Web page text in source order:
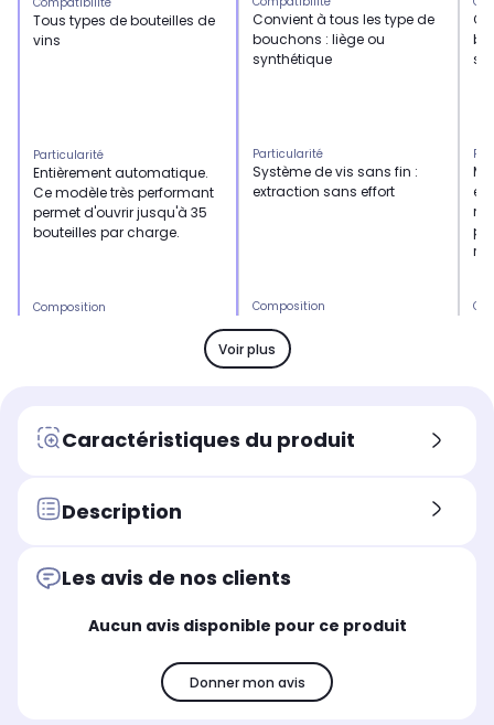
Tous types de bouteilles de
vins
Particularité
Entièrement automatique.
Ce modèle très performant
permet d'ouvrir jusqu'à 35
bouteilles par charge.
Composition
Type de produit
Tire bouchon électrique
Convient à tous les type de
bouchons : liège ou
synthétique
Particularité
Système de vis sans fin :
extraction sans effort
Composition
ABS
Type de produit
Tire bouchon
Voir plus
Caractéristiques du produit
Description
Les avis de nos clients
Aucun avis disponible pour ce produit
Donner mon avis